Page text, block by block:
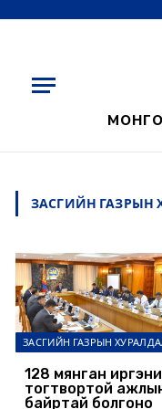
ЗАСГИЙН ГАЗРЫН
ЗАСГИЙН ГАЗРЫН
128 мянган
тогтвортой
байртай болгоно